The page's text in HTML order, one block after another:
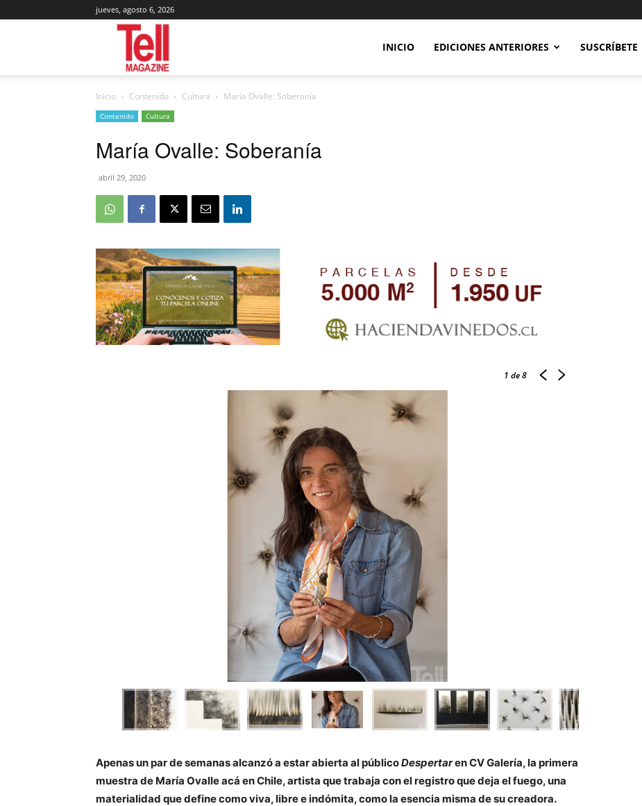
jueves, agosto 6, 2026
Magazine
INICIO EDICIONES ANTERIORES SUSCRÍBETE
Inicio Contenido Cultura María Ovalle: Soberanía
Contenido Cultura
María Ovalle: Soberanía
abril 29, 2020
1 de 8
Apenas un par de semanas alcanzó a estar abierta al públicoDespertaren CV Galería, la primera
muestra de María Ovalle acá en Chile, artista que trabaja con el registro que deja el fuego, una
materialidad que define como viva, libre e indómita, como la esencia misma de su creadora.